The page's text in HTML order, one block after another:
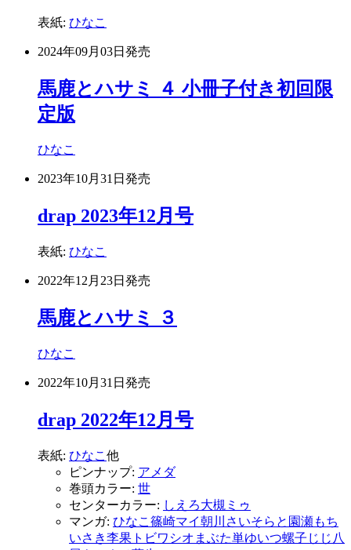
表紙: ひなこ
2024年09月03日 発売
馬鹿とハサミ ４ 小冊子付き初回限
定版
ひなこ
2023年10月31日 発売
drap 2023年12月号
表紙: ひなこ
2022年12月23日 発売
馬鹿とハサミ ３
ひなこ
2022年10月31日 発売
drap 2022年12月号
表紙: ひなこ 他
ピンナップ: アメダ
巻頭カラー: 世
センターカラー: しえろ大槻ミゥ
マンガ: ひなこ 篠崎マイ朝川さいそらと 園瀬もち
いさき李果 トビワシオ まぶた単ゆいつ螺子じじ 八